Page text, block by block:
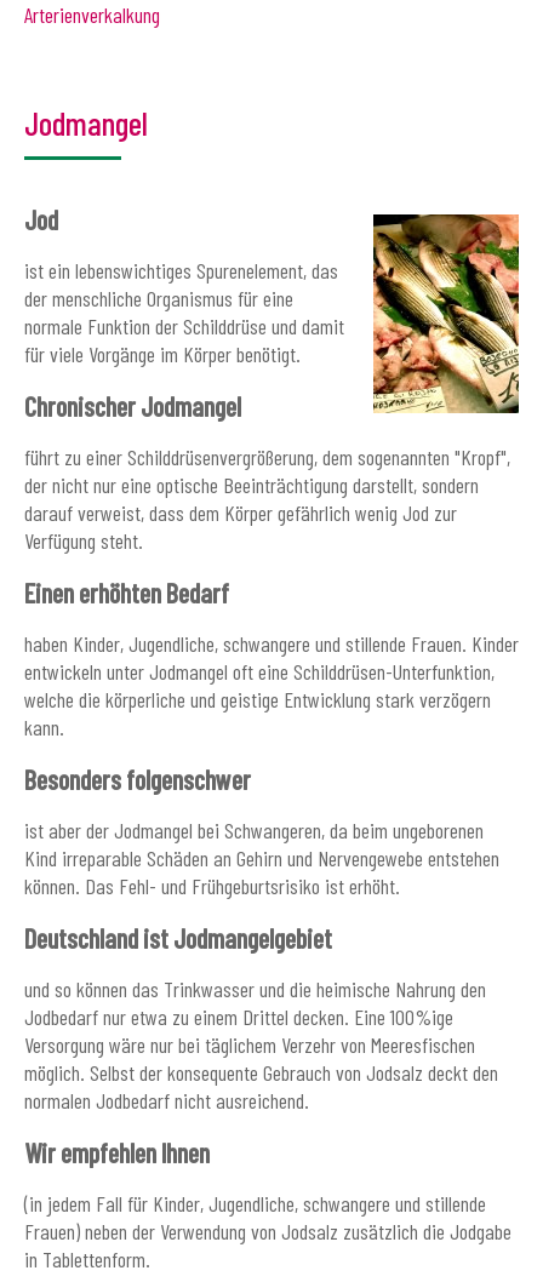
Arterienverkalkung
Jodmangel
Jod
ist ein lebenswichtiges Spurenelement, das
der menschliche Organismus für eine
normale Funktion der Schilddrüse und damit
für viele Vorgänge im Körper benötigt.
Chronischer Jodmangel
führt zu einer Schilddrüsenvergrößerung, dem sogenannten "Kropf",
der nicht nur eine optische Beeinträchtigung darstellt, sondern
darauf verweist, dass dem Körper gefährlich wenig Jod zur
Verfügung steht.
Einen erhöhten Bedarf
haben Kinder, Jugendliche, schwangere und stillende Frauen. Kinder
entwickeln unter Jodmangel oft eine Schilddrüsen-Unterfunktion,
welche die körperliche und geistige Entwicklung stark verzögern
kann.
Besonders folgenschwer
ist aber der Jodmangel bei Schwangeren, da beim ungeborenen
Kind irreparable Schäden an Gehirn und Nervengewebe entstehen
können. Das Fehl- und Frühgeburtsrisiko ist erhöht.
Deutschland ist Jodmangelgebiet
und so können das Trinkwasser und die heimische Nahrung den
Jodbedarf nur etwa zu einem Drittel decken. Eine 100%ige
Versorgung wäre nur bei täglichem Verzehr von Meeresfischen
möglich. Selbst der konsequente Gebrauch von Jodsalz deckt den
normalen Jodbedarf nicht ausreichend.
Wir empfehlen Ihnen
(in jedem Fall für Kinder, Jugendliche, schwangere und stillende
Frauen) neben der Verwendung von Jodsalz zusätzlich die Jodgabe
in Tablettenform.